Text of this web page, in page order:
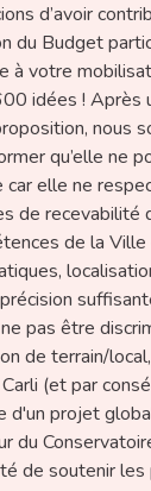
d’avoir
du Budget
à votre
idées ! Après
nous
qu’elle ne
elle ne
de recevabilité
de la
pas être
de terrain/
(et par
d'un projet
du
de soutenir